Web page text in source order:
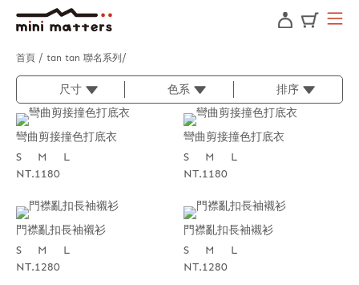
首頁 tan tan 聯名系列
尺寸 色系 排序
彎曲剪接撞色打底衣
S
M
L
NT.1180
彎曲剪接撞色打底衣
S
M
L
NT.1180
門襟亂扣長袖襯衫
S
M
L
NT.1280
門襟亂扣長袖襯衫
S
M
L
NT.1280